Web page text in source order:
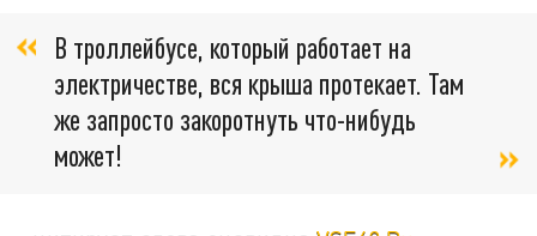
В троллейбусе, который работает на
электричестве, вся крыша протекает. Там
же запросто закоротнуть что-нибудь
может!